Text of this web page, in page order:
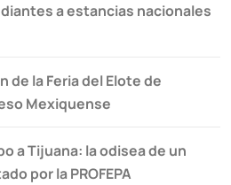
a estancias nacionales
de la Feria del Elote de
Mexiquense
a Tijuana: la odisea de un
por la PROFEPA